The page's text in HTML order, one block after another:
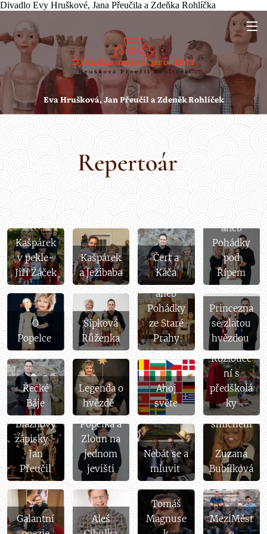
Divadlo Evy Hruškové, Jana Přeučila a Zdeňka Rohlíčka
Eva Hrušková, Jan Přeučil a ZdeněkRohlíček
Repertoár
Kašpárek
v pekle-
Jiří Žáček
Kašpárek
a ježibaba
Čert a
Káča
aneb
Pohádky
pod
Řípem
O
Popelce
Šípková
Růženka
Pověsti
pražské,
aneb
Pohádky
ze Staré
Prahy
Princezna
se zlatou
hvězdou
Řecké
Báje
Legenda o
hvězdě
Ahoj
světe
Rozlouče
ní s
předškolá
ky
Bláznovy
zápisky -
Jan
Přeučil
Popelka a
Zloun na
jednom
jevišti
Nebát se a
mluvit
Léčba
smíchem
-
Zuzana
Bubílková
Galantní
Aleš
Tomáš
Magnuse
MeziMěst